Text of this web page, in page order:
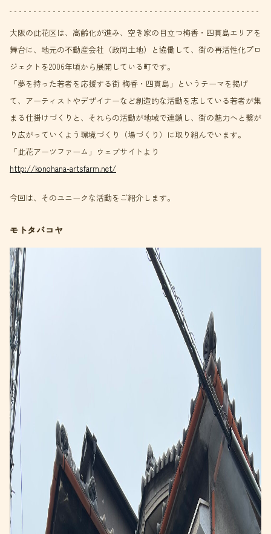
大阪の此花区は、高齢化が進み、空き家の目立つ梅香・四貫島エリアを
舞台に、地元の不動産会社（政岡土地）と協働して、街の再活性化プロ
ジェクトを2006年頃から展開している町です。
「夢を持った若者を応援する街 梅香・四貫島」というテーマを掲げ
て、アーティストやデザイナーなど創造的な活動を志している若者が集
まる仕掛けづくりと、それらの活動が地域で連鎖し、街の魅力へと繋が
り広がっていくよう環境づくり（場づくり）に取り組んでいます。
「此花アーツファーム」ウェブサイトより
http://konohana-artsfarm.net/
今回は、そのユニークな活動をご紹介します。
モトタバコヤ